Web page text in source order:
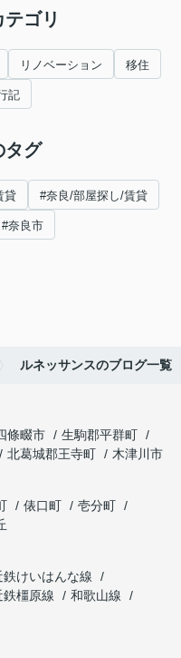
ゴリ
リノベーション 移住
記
タグ
貸 #奈良/部屋探し/賃貸
#奈良市
ルネッサンスのブログ一覧
條畷市
生駒郡平群町
北葛城郡王寺町
木津川市
俵口町
壱分町
鉄けいはんな線
鉄橿原線
和歌山線